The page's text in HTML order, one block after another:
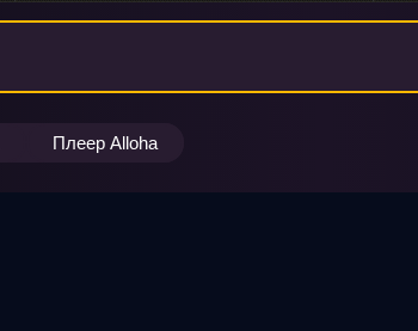
Плеер Alloha